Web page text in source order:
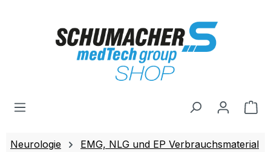
Neurologie
EMG, NLG und EP Verbrauchsmaterial